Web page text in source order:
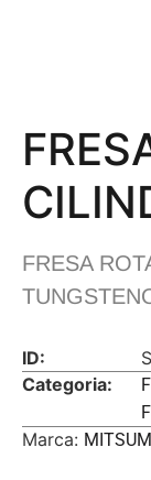
FRESA
ID:
Categoria:
Marca: